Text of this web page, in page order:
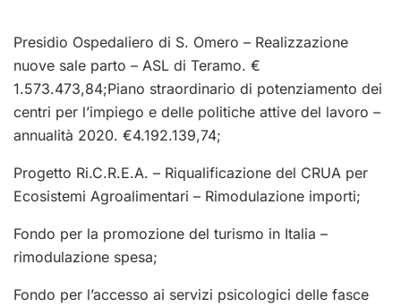
Presidio Ospedaliero di S. Omero – Realizzazione
nuove sale parto – ASL di Teramo. €
1.573.473,84;Piano straordinario di potenziamento dei
centri per l’impiego e delle politiche attive del lavoro –
annualità 2020. €4.192.139,74;
Progetto Ri.C.R.E.A. – Riqualificazione del CRUA per
Ecosistemi Agroalimentari – Rimodulazione importi;
Fondo per la promozione del turismo in Italia –
rimodulazione spesa;
Fondo per l’accesso ai servizi psicologici delle fasce